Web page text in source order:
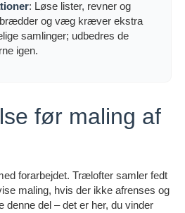
: Løse lister, revner og
brædder og væg kræver ekstra
samlinger; udbedres de
igen.
før maling af
forarbejdet. Trælofter samler fedt
maling, hvis der ikke afrenses og
denne del – det er her, du vinder